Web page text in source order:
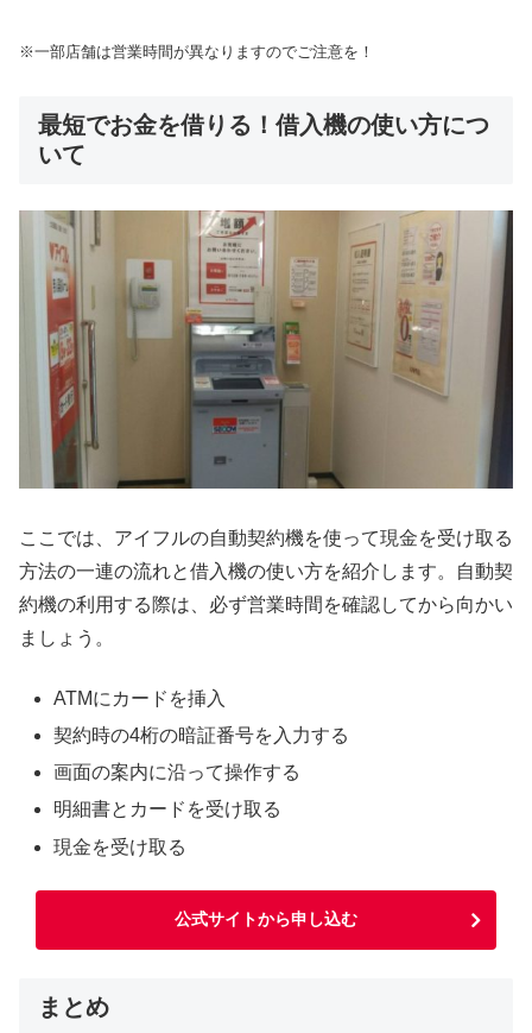
※一部店舗は営業時間が異なりますのでご注意を！
最短でお金を借りる！借入機の使い方につ
いて
ここでは、アイフルの自動契約機を使って現金を受け取る
方法の一連の流れと借入機の使い方を紹介します。自動契
約機の利用する際は、必ず営業時間を確認してから向かい
ましょう。
ATMにカードを挿入
契約時の4桁の暗証番号を入力する
画面の案内に沿って操作する
明細書とカードを受け取る
現金を受け取る
公式サイトから申し込む
まとめ